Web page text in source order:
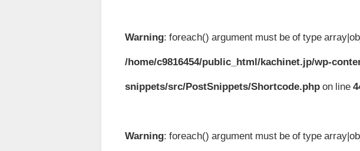
Warning: foreach() argument must be of type
/home/c9816454/public_html/kachinet.jp/wp-
snippets/src/PostSnippets/Shortcode.php on line
Warning: foreach() argument must be of type